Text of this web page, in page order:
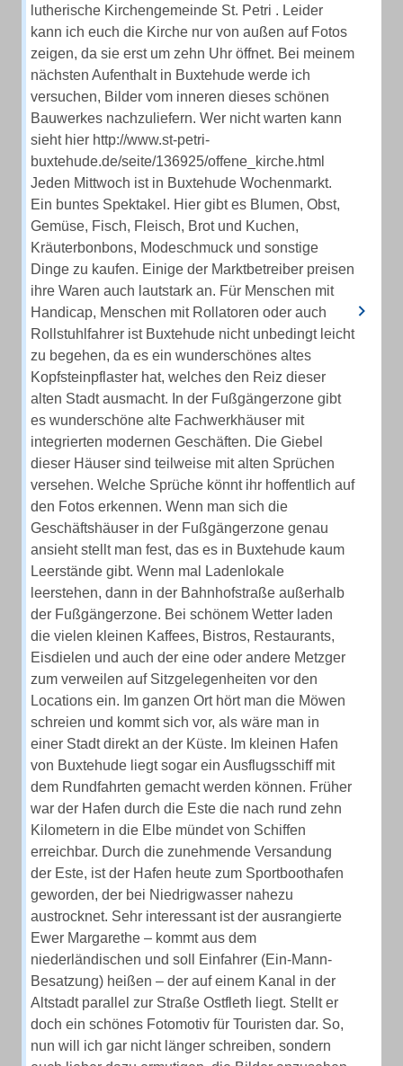
lutherische Kirchengemeinde St. Petri . Leider
kann ich euch die Kirche nur von außen auf Fotos
zeigen, da sie erst um zehn Uhr öffnet. Bei meinem
nächsten Aufenthalt in Buxtehude werde ich
versuchen, Bilder vom inneren dieses schönen
Bauwerkes nachzuliefern. Wer nicht warten kann
sieht hier http://www.st-petri-
buxtehude.de/seite/136925/offene_kirche.html
Jeden Mittwoch ist in Buxtehude Wochenmarkt.
Ein buntes Spektakel. Hier gibt es Blumen, Obst,
Gemüse, Fisch, Fleisch, Brot und Kuchen,
Kräuterbonbons, Modeschmuck und sonstige
Dinge zu kaufen. Einige der Marktbetreiber preisen
ihre Waren auch lautstark an. Für Menschen mit
Handicap, Menschen mit Rollatoren oder auch
Rollstuhlfahrer ist Buxtehude nicht unbedingt leicht
zu begehen, da es ein wunderschönes altes
Kopfsteinpflaster hat, welches den Reiz dieser
alten Stadt ausmacht. In der Fußgängerzone gibt
es wunderschöne alte Fachwerkhäuser mit
integrierten modernen Geschäften. Die Giebel
dieser Häuser sind teilweise mit alten Sprüchen
versehen. Welche Sprüche könnt ihr hoffentlich auf
den Fotos erkennen. Wenn man sich die
Geschäftshäuser in der Fußgängerzone genau
ansieht stellt man fest, das es in Buxtehude kaum
Leerstände gibt. Wenn mal Ladenlokale
leerstehen, dann in der Bahnhofstraße außerhalb
der Fußgängerzone. Bei schönem Wetter laden
die vielen kleinen Kaffees, Bistros, Restaurants,
Eisdielen und auch der eine oder andere Metzger
zum verweilen auf Sitzgelegenheiten vor den
Locations ein. Im ganzen Ort hört man die Möwen
schreien und kommt sich vor, als wäre man in
einer Stadt direkt an der Küste. Im kleinen Hafen
von Buxtehude liegt sogar ein Ausflugsschiff mit
dem Rundfahrten gemacht werden können. Früher
war der Hafen durch die Este die nach rund zehn
Kilometern in die Elbe mündet von Schiffen
erreichbar. Durch die zunehmende Versandung
der Este, ist der Hafen heute zum Sportboothafen
geworden, der bei Niedrigwasser nahezu
austrocknet. Sehr interessant ist der ausrangierte
Ewer Margarethe – kommt aus dem
niederländischen und soll Einfahrer (Ein-Mann-
Besatzung) heißen – der auf einem Kanal in der
Altstadt parallel zur Straße Ostfleth liegt. Stellt er
doch ein schönes Fotomotiv für Touristen dar. So,
nun will ich gar nicht länger schreiben, sondern